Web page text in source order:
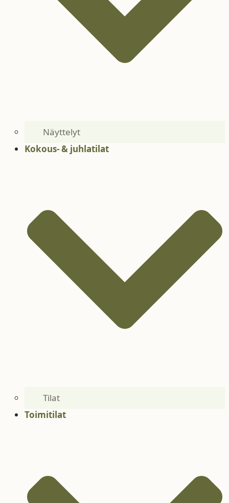
Näyttelyt
Kokous- & juhlatilat
Tilat
Toimitilat